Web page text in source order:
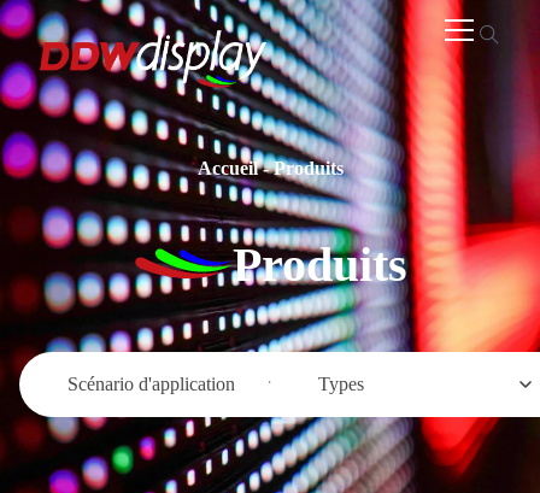
Accueil-Produits
Produits
Scénario d'application Types